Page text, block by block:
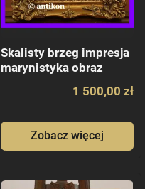
Skalisty brzeg impresja
marynistyka obraz
1 500,00 zł
Zobacz więcej